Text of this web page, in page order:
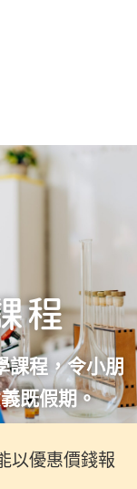
程
課程，令小朋
既假期。
以優惠價錢報